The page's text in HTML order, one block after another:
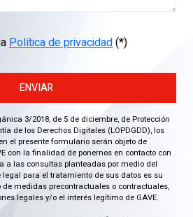
Política de privacidad(*)
ENVIAR
3/2018, de 5 de diciembre, de Protección
de los Derechos Digitales (LOPDGDD), los
el presente formulario serán objeto de
con la finalidad de ponernos en contacto con
a las consultas planteadas por medio del
para el tratamiento de sus datos es su
medidas precontractuales o contractuales,
legales y/o el interés legítimo de GAVE.